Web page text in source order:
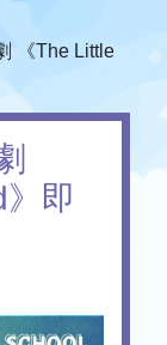
《The Little
》即